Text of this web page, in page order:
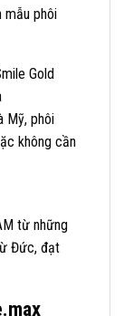
phôi
Gold
Mỹ, phôi
không cần
từ những
Đức, đạt